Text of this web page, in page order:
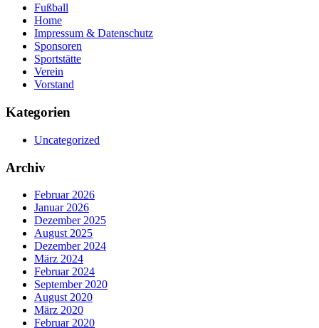
Fußball
Home
Impressum & Datenschutz
Sponsoren
Sportstätte
Verein
Vorstand
Kategorien
Uncategorized
Archiv
Februar 2026
Januar 2026
Dezember 2025
August 2025
Dezember 2024
März 2024
Februar 2024
September 2020
August 2020
März 2020
Februar 2020